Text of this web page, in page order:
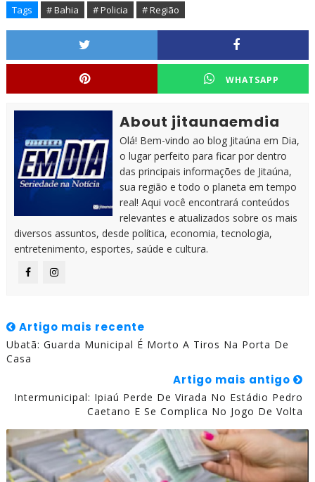
Tags # Bahia # Policia # Região
WHATSAPP
About jitaunaemdia
Olá! Bem-vindo ao blog Jitaúna em Dia,
o lugar perfeito para ficar por dentro
das principais informações de Jitaúna,
sua região e todo o planeta em tempo
real! Aqui você encontrará conteúdos
relevantes e atualizados sobre os mais
diversos assuntos, desde política, economia, tecnologia,
entretenimento, esportes, saúde e cultura.
Artigo mais recente
Ubatã: Guarda Municipal É Morto A Tiros Na Porta De
Casa
Artigo mais antigo
Intermunicipal: Ipiaú Perde De Virada No Estádio Pedro
Caetano E Se Complica No Jogo De Volta